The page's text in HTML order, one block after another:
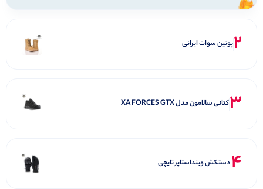
2پوتین سوات ایرانی
3کتانی سالامون مدل XA FORCES GTX
4دستکش وینداستاپر تایچی